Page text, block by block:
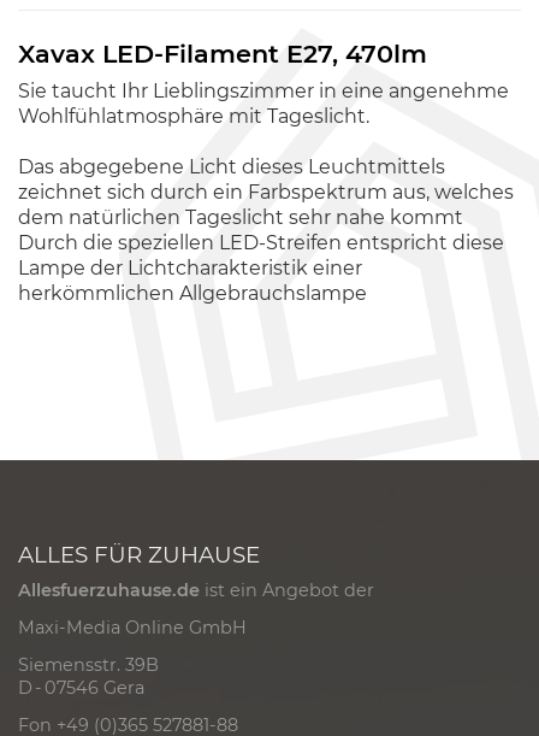
Xavax LED-Filament E27, 470lm
Sie taucht Ihr Lieblingszimmer in eine angenehme
Wohlfühlatmosphäre mit Tageslicht.
Das abgegebene Licht dieses Leuchtmittels
zeichnet sich durch ein Farbspektrum aus, welches
dem natürlichen Tageslicht sehr nahe kommt
Durch die speziellen LED-Streifen entspricht diese
Lampe der Lichtcharakteristik einer
herkömmlichen Allgebrauchslampe
ALLES FÜR ZUHAUSE
Allesfuerzuhause.de ist ein Angebot der
Maxi-Media Online GmbH
Siemensstr. 39B
D - 07546 Gera
Fon +49 (0)365 527881-88